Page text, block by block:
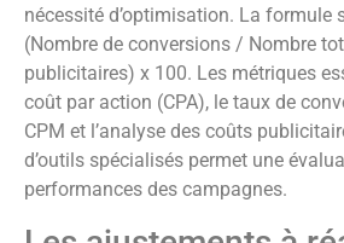
nécessité d’optimisation. La formule
(Nombre de conversions / Nombre
publicitaires) x 100. Les métriques
coût par action (CPA), le taux de
CPM et l’analyse des coûts
d’outils spécialisés permet une
performances des campagnes.